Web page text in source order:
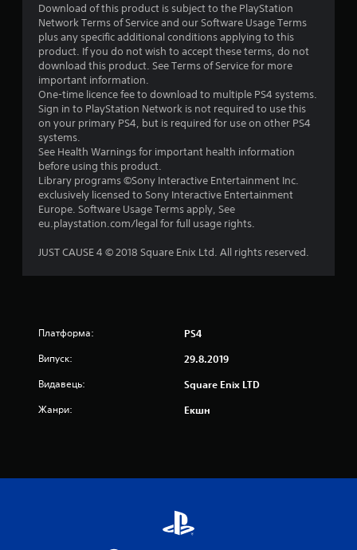
я
т
и
з
і
р
о
н
Download of this product is subject to the PlayStation
Network Terms of Service and our Software Usage Terms
plus any specific additional conditions applying to this
product. If you do not wish to accept these terms, do not
download this product. See Terms of Service for more
important information.
One-time licence fee to download to multiple PS4 systems.
Sign in to PlayStation Network is not required to use this
on your primary PS4, but is required for use on other PS4
systems.
See Health Warnings for important health information
before using this product.
Library programs ©Sony Interactive Entertainment Inc.
exclusively licensed to Sony Interactive Entertainment
Europe. Software Usage Terms apply, See
eu.playstation.com/legal for full usage rights.
JUST CAUSE 4 © 2018 Square Enix Ltd. All rights reserved.
Платформа: PS4
Випуск: 29.8.2019
Видавець: Square Enix LTD
Жанри: Екшн